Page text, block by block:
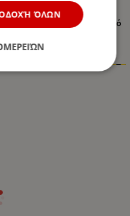
Δέρμα και Πλαστικό
ΌΛΩΝ